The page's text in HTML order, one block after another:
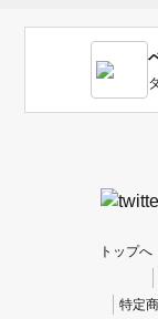
い
トップへ
特定